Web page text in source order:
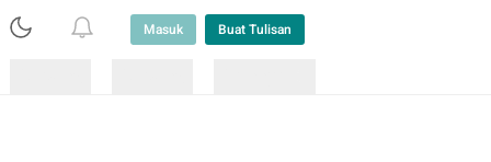
Masuk Buat Tulisan